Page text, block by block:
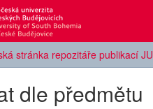
stránka repozitáře publikací JU
dle předmětu